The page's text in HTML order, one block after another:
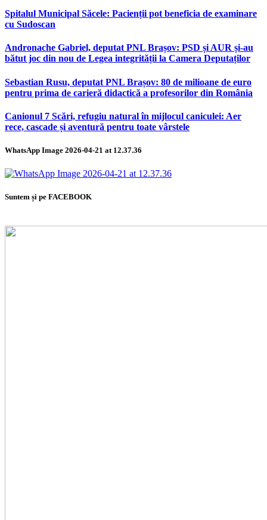
Spitalul Municipal Săcele: Pacienții pot beneficia de examinare
cu Sudoscan
Andronache Gabriel, deputat PNL Brașov: PSD și AUR și-au
bătut joc din nou de Legea integrității la Camera Deputaților
Sebastian Rusu, deputat PNL Brașov: 80 de milioane de euro
pentru prima de carieră didactică a profesorilor din România
Canionul 7 Scări, refugiu natural în mijlocul caniculei: Aer
rece, cascade și aventură pentru toate vârstele
WhatsApp Image 2026-04-21 at 12.37.36
Suntem și pe FACEBOOK